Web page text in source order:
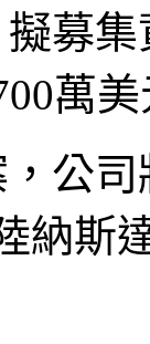
募
萬
公
納斯